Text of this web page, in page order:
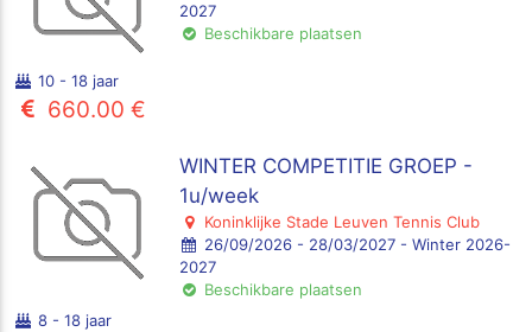
2027
Beschikbare plaatsen
10 - 18 jaar
660.00 €
WINTER COMPETITIE GROEP -
1u/week
Koninklijke Stade Leuven Tennis Club
26/09/2026 - 28/03/2027 - Winter 2026-
2027
Beschikbare plaatsen
8 - 18 jaar